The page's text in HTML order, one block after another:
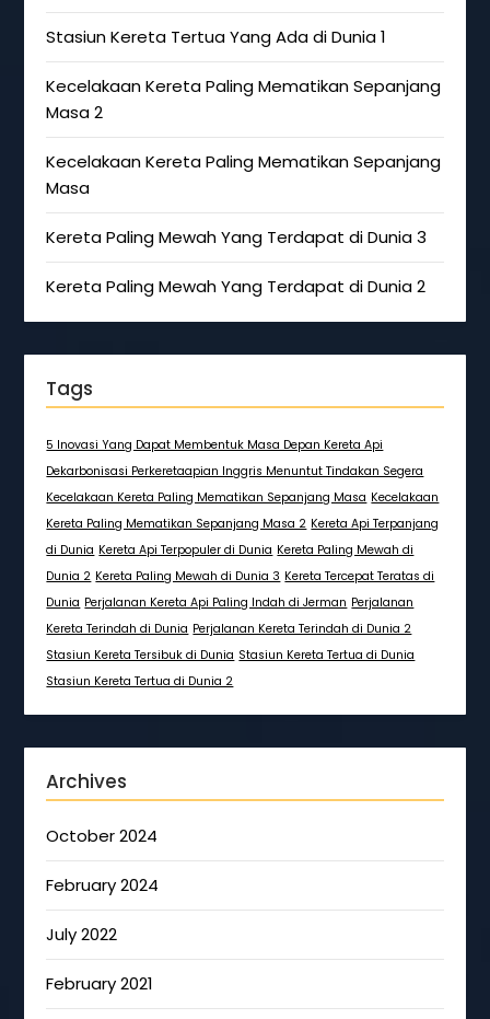
Stasiun Kereta Tertua Yang Ada di Dunia 1
Kecelakaan Kereta Paling Mematikan Sepanjang
Masa 2
Kecelakaan Kereta Paling Mematikan Sepanjang
Masa
Kereta Paling Mewah Yang Terdapat di Dunia 3
Kereta Paling Mewah Yang Terdapat di Dunia 2
Tags
5 Inovasi Yang Dapat Membentuk Masa Depan Kereta Api
Dekarbonisasi Perkeretaapian Inggris Menuntut Tindakan Segera
Kecelakaan Kereta Paling Mematikan Sepanjang Masa Kecelakaan
Kereta Paling Mematikan Sepanjang Masa 2 Kereta Api Terpanjang
di Dunia Kereta Api Terpopuler di Dunia Kereta Paling Mewah di
Dunia 2 Kereta Paling Mewah di Dunia 3 Kereta Tercepat Teratas di
Dunia Perjalanan Kereta Api Paling Indah di Jerman Perjalanan
Kereta Terindah di Dunia Perjalanan Kereta Terindah di Dunia 2
Stasiun Kereta Tersibuk di Dunia Stasiun Kereta Tertua di Dunia
Stasiun Kereta Tertua di Dunia 2
Archives
October 2024
February 2024
July 2022
February 2021